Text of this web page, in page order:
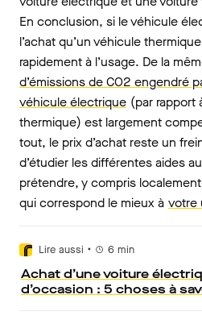
En conclusion, si le véhicule
l’achat qu’un véhicule
rapidement à l’usage. De la
d’émissions de CO2 engendré
véhicule électrique (par rapport
thermique) est largement
tout, le prix d’achat reste un
d’étudier les différentes aides
prétendre, y compris
qui correspond le mieux à votre
Lire aussi • 6 min
Achat d’une voiture
d’occasion : 5 choses à